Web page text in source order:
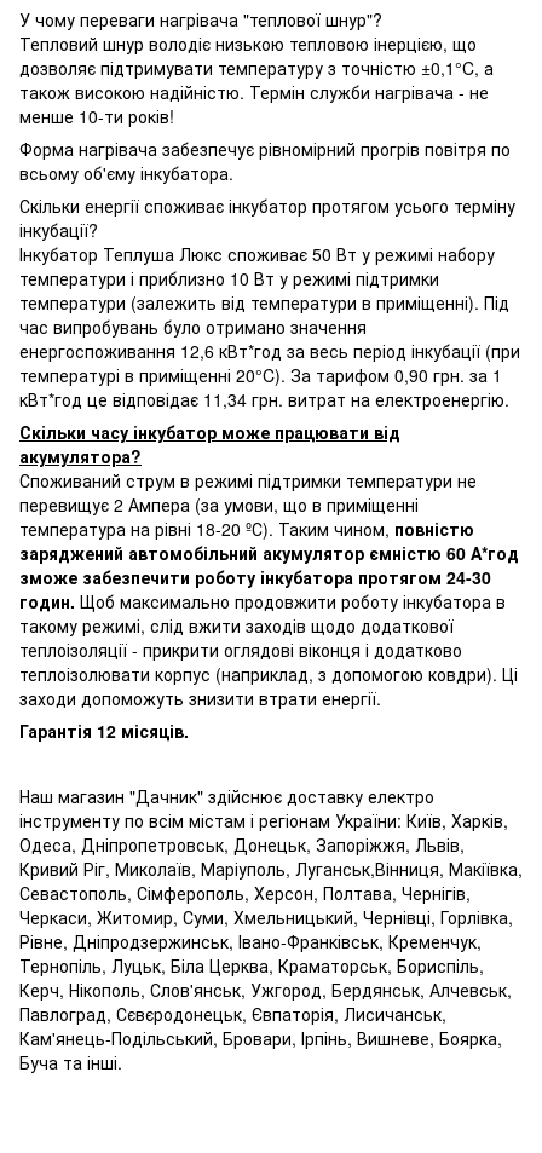
У чому переваги нагрівача "теплової шнур"?
Тепловий шнур володіє низькою тепловою інерцією, що
дозволяє підтримувати температуру з точністю ±0,1°C, а
також високою надійністю. Термін служби нагрівача - не
менше 10-ти років!
Форма нагрівача забезпечує рівномірний прогрів повітря по
всьому об'єму інкубатора.
Скільки енергії споживає інкубатор протягом усього терміну
інкубації?
Інкубатор Теплуша Люкс споживає 50 Вт у режимі набору
температури і приблизно 10 Вт у режимі підтримки
температури (залежить від температури в приміщенні). Під
час випробувань було отримано значення
енергоспоживання 12,6 кВт*год за весь період інкубації (при
температурі в приміщенні 20°C). За тарифом 0,90 грн. за 1
кВт*год це відповідає 11,34 грн. витрат на електроенергію.
Скільки часу інкубатор може працювати від
акумулятора?
Споживаний струм в режимі підтримки температури не
перевищує 2 Ампера (за умови, що в приміщенні
температура на рівні 18-20 ºС). Таким чином, повністю
заряджений автомобільний акумулятор ємністю 60 А*год
зможе забезпечити роботу інкубатора протягом 24-30
годин. Щоб максимально продовжити роботу інкубатора в
такому режимі, слід вжити заходів щодо додаткової
теплоізоляції - прикрити оглядові віконця і додатково
теплоізолювати корпус (наприклад, з допомогою ковдри). Ці
заходи допоможуть знизити втрати енергії.
Гарантія 12 місяців.
Наш магазин "Дачник" здійснює доставку електро
інструменту по всім містам і регіонам України: Київ, Харків,
Одеса, Дніпропетровськ, Донецьк, Запоріжжя, Львів,
Кривий Ріг, Миколаїв, Маріуполь, Луганськ,Вінниця, Макіївка,
Севастополь, Сімферополь, Херсон, Полтава, Чернігів,
Черкаси, Житомир, Суми, Хмельницький, Чернівці, Горлівка,
Рівне, Дніпродзержинськ, Івано-Франківськ, Кременчук,
Тернопіль, Луцьк, Біла Церква, Краматорськ, Бориспіль,
Керч, Нікополь, Слов'янськ, Ужгород, Бердянськ, Алчевськ,
Павлоград, Сєвєродонецьк, Євпаторія, Лисичанськ,
Кам'янець-Подільський, Бровари, Ірпінь, Вишневе, Боярка,
Буча та інші.